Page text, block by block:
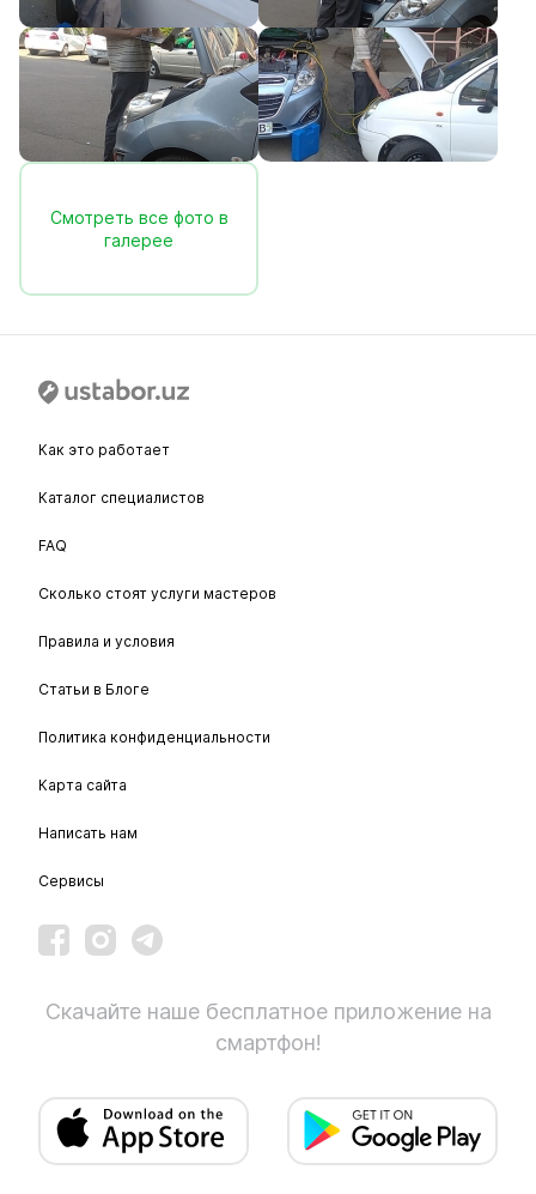
Смотреть все фото в
галерее
Как это работает
Каталог специалистов
FAQ
Сколько стоят услуги мастеров
Правила и условия
Статьи в Блоге
Политика конфиденциальности
Карта сайта
Написать нам
Сервисы
Скачайте наше бесплатное приложение на
смартфон!